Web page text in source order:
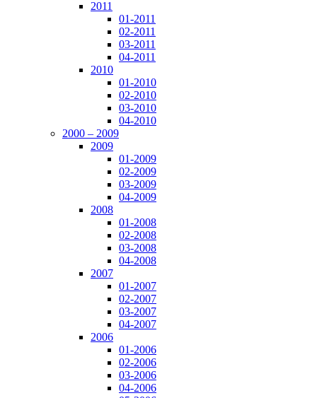
2011
01-2011
02-2011
03-2011
04-2011
2010
01-2010
02-2010
03-2010
04-2010
2000 – 2009
2009
01-2009
02-2009
03-2009
04-2009
2008
01-2008
02-2008
03-2008
04-2008
2007
01-2007
02-2007
03-2007
04-2007
2006
01-2006
02-2006
03-2006
04-2006